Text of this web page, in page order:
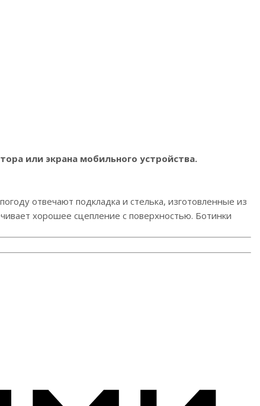
или экрана мобильного устройства.
отвечают подкладка и стелька, изготовленные из
хорошее сцепление с поверхностью. Ботинки